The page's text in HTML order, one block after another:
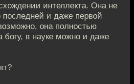
интеллекта. Она не
последней и даже первой
она полностью
в науке можно и даже